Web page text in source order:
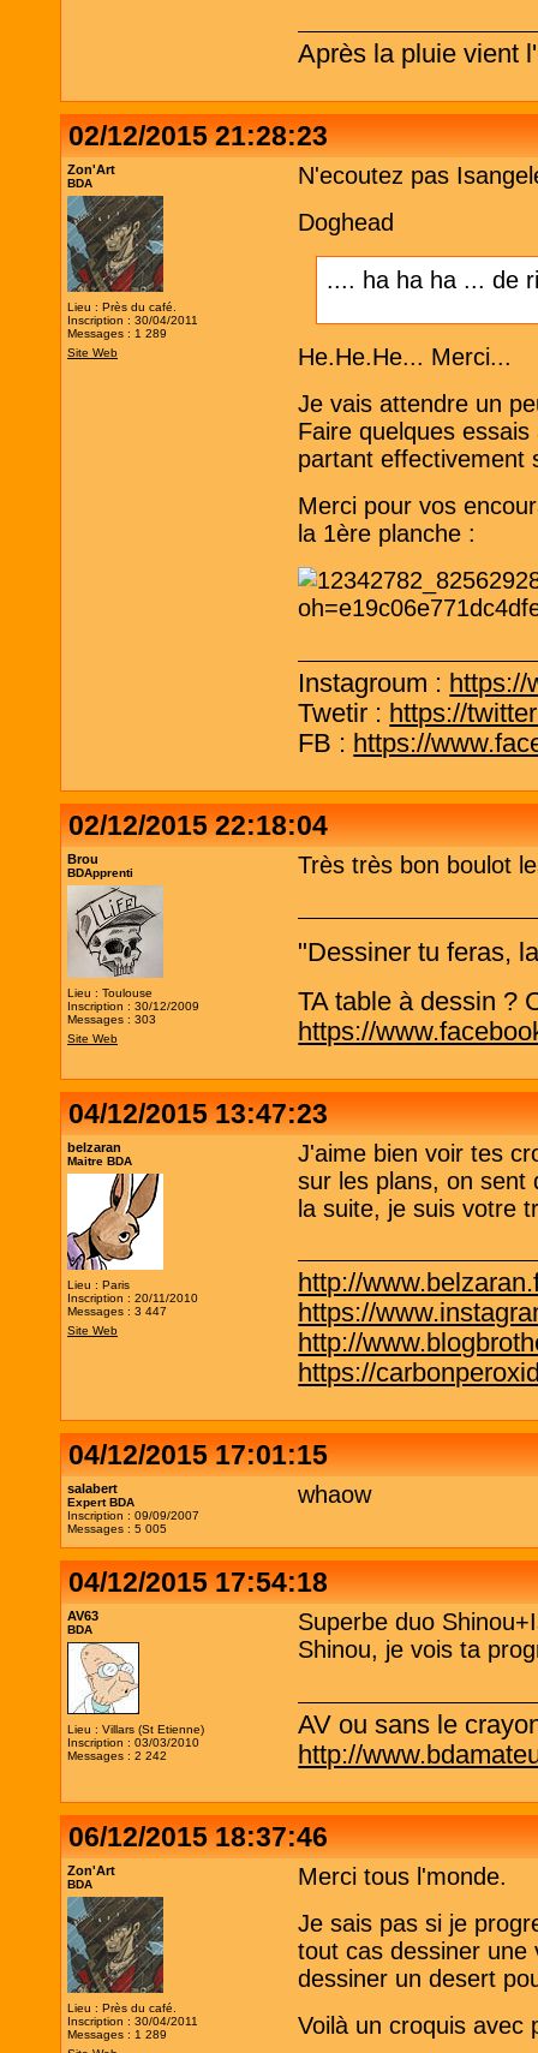
Après la pluie vient
02/12/2015 21:28:23
Zon'Art
BDA
Lieu : Près du café.
Inscription : 30/04/2011
Messages : 1 289
Site Web
N'ecoutez pas
Doghead
.... ha ha ha ... de
He.He.He... Merci...
Je vais attendre un
Faire quelques
partant effectivement
Merci pour vos
la 1ère planche :
Instagroum : https://
Twetir : https://
FB : https://
02/12/2015 22:18:04
Brou
BDApprenti
Lieu : Toulouse
Inscription : 30/12/2009
Messages : 303
Site Web
Très très bon boulot
"Dessiner tu feras,
TA table à dessin ?
https://
04/12/2015 13:47:23
belzaran
Maitre BDA
Lieu : Paris
Inscription : 20/11/2010
Messages : 3 447
Site Web
J'aime bien voir tes
sur les plans, on sent
la suite, je suis votre
http://
https://
http://
https://
04/12/2015 17:01:15
salabert
Expert BDA
Inscription : 09/09/2007
Messages : 5 005
whaow
04/12/2015 17:54:18
AV63
BDA
Lieu : Villars (St Etienne)
Inscription : 03/03/2010
Messages : 2 242
Superbe duo
Shinou, je vois ta
AV ou sans le
http://
06/12/2015 18:37:46
Zon'Art
BDA
Lieu : Près du café.
Inscription : 30/04/2011
Messages : 1 289
Merci tous l'monde.
Je sais pas si je
tout cas dessiner une
dessiner un desert
Voilà un croquis